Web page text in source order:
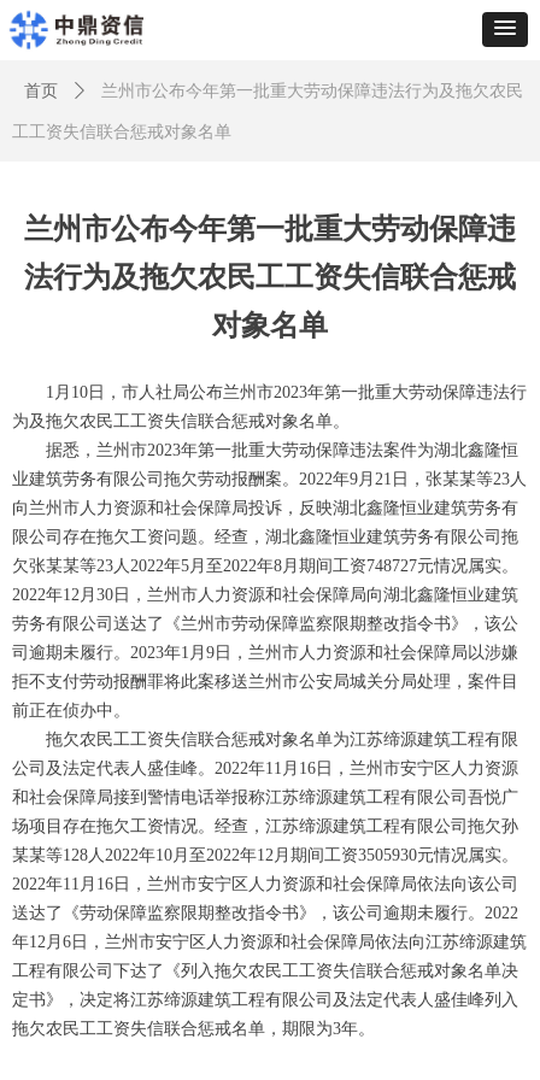
首页 ꄲ 兰州市公布今年第一批重大劳动保障违法行为及拖欠农民
工工资失信联合惩戒对象名单
兰州市公布今年第一批重大劳动保障违
法行为及拖欠农民工工资失信联合惩戒
对象名单
1月10日，市人社局公布兰州市2023年第一批重大劳动保障违法行
为及拖欠农民工工资失信联合惩戒对象名单。
据悉，兰州市2023年第一批重大劳动保障违法案件为湖北鑫隆恒
业建筑劳务有限公司拖欠劳动报酬案。2022年9月21日，张某某等23人
向兰州市人力资源和社会保障局投诉，反映湖北鑫隆恒业建筑劳务有
限公司存在拖欠工资问题。经查，湖北鑫隆恒业建筑劳务有限公司拖
欠张某某等23人2022年5月至2022年8月期间工资748727元情况属实。
2022年12月30日，兰州市人力资源和社会保障局向湖北鑫隆恒业建筑
劳务有限公司送达了《兰州市劳动保障监察限期整改指令书》，该公
司逾期未履行。2023年1月9日，兰州市人力资源和社会保障局以涉嫌
拒不支付劳动报酬罪将此案移送兰州市公安局城关分局处理，案件目
前正在侦办中。
拖欠农民工工资失信联合惩戒对象名单为江苏缔源建筑工程有限
公司及法定代表人盛佳峰。2022年11月16日，兰州市安宁区人力资源
和社会保障局接到警情电话举报称江苏缔源建筑工程有限公司吾悦广
场项目存在拖欠工资情况。经查，江苏缔源建筑工程有限公司拖欠孙
某某等128人2022年10月至2022年12月期间工资3505930元情况属实。
2022年11月16日，兰州市安宁区人力资源和社会保障局依法向该公司
送达了《劳动保障监察限期整改指令书》，该公司逾期未履行。2022
年12月6日，兰州市安宁区人力资源和社会保障局依法向江苏缔源建筑
工程有限公司下达了《列入拖欠农民工工资失信联合惩戒对象名单决
定书》，决定将江苏缔源建筑工程有限公司及法定代表人盛佳峰列入
拖欠农民工工资失信联合惩戒名单，期限为3年。